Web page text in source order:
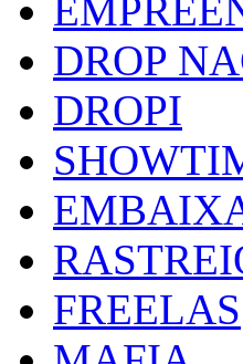
DROP
DROPI
FREELAS